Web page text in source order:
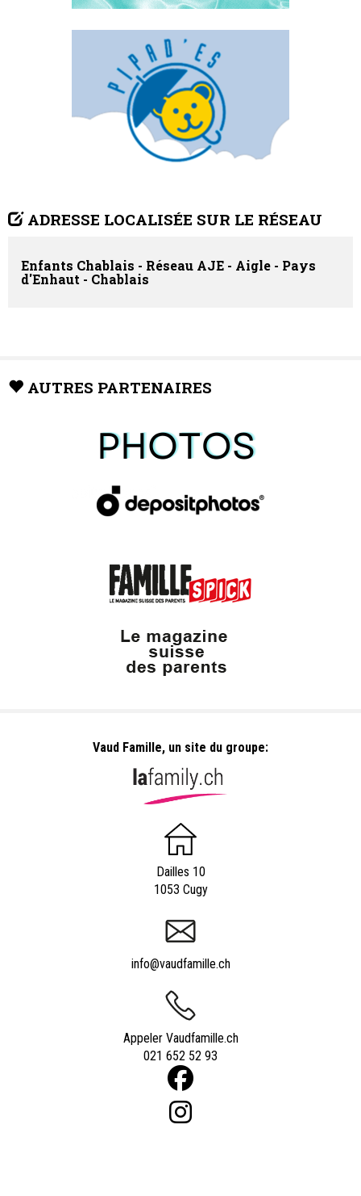
ADRESSE LOCALISÉE SUR LE RÉSEAU
Enfants Chablais - Réseau AJE - Aigle - Pays
d'Enhaut - Chablais
AUTRES PARTENAIRES
Vaud Famille, un site du groupe:
Dailles 10
1053 Cugy
info@vaudfamille.ch
Appeler Vaudfamille.ch
021 652 52 93